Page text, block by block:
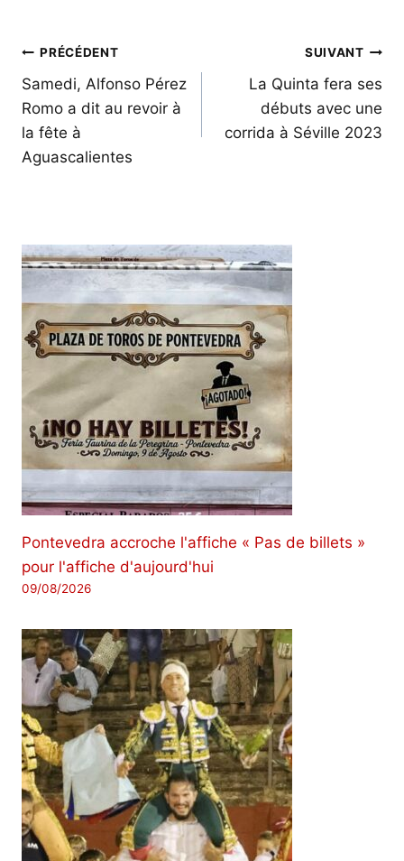
Navigation
de
l’article
PRÉCÉDENT
Samedi, Alfonso Pérez
Romo a dit au revoir à
la fête à
Aguascalientes
SUIVANT
La Quinta fera ses
débuts avec une
corrida à Séville 2023
Pontevedra accroche l'affiche « Pas de billets »
pour l'affiche d'aujourd'hui
09/08/2026